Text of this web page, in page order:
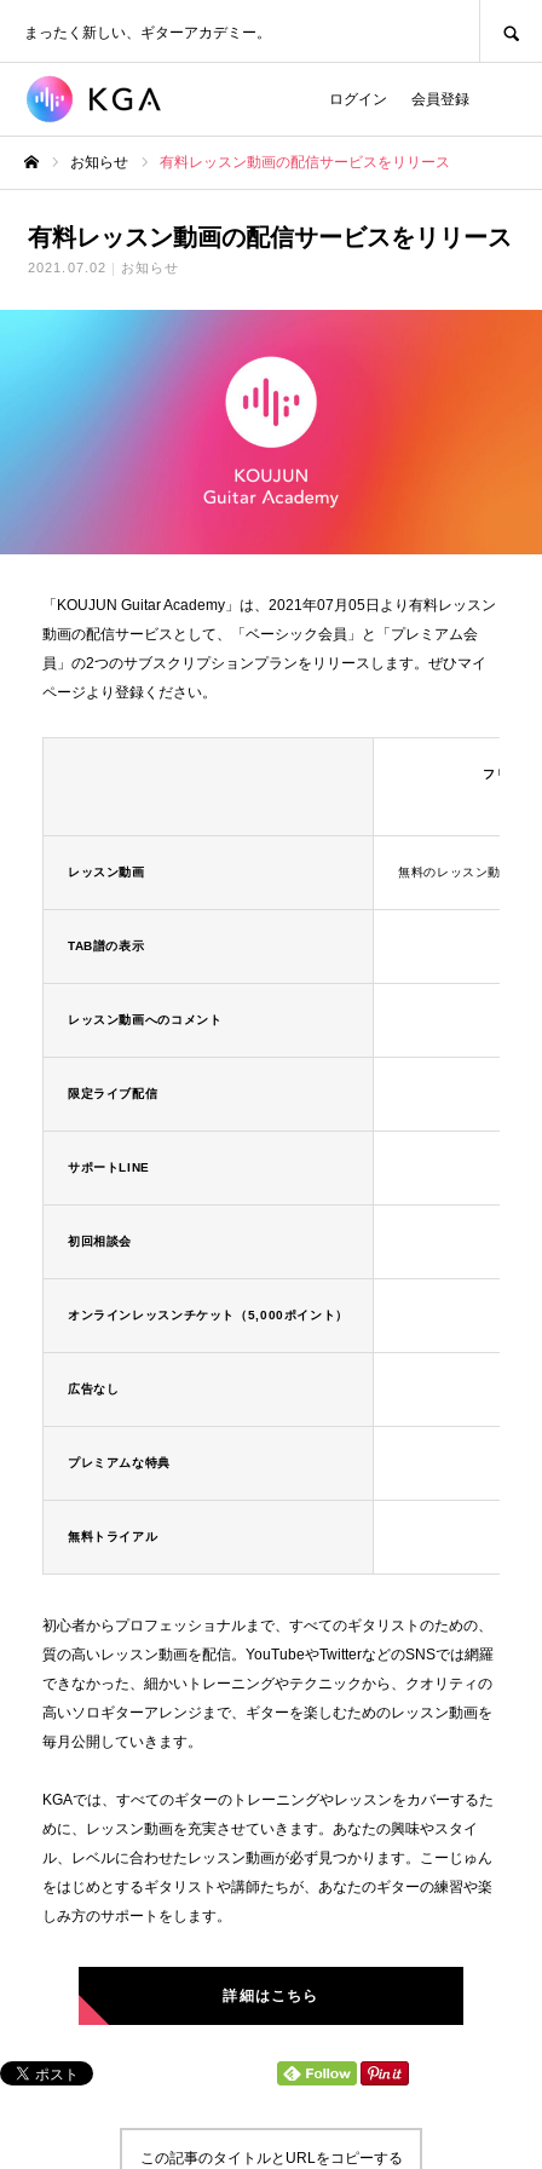
まったく新しい、ギターアカデミー。
ログイン 会員登録
お知らせ 有料レッスン動画の配信サービスをリリース
有料レッスン動画の配信サービスをリリース
2021.07.02 お知らせ
「KOUJUN Guitar Academy」は、2021年07月05日より有料レッスン
動画の配信サービスとして、「ベーシック会員」と「プレミアム会
員」の2つのサブスクリプションプランをリリースします。ぜひマイ
ページより登録ください。
フリー会
レッスン動画 無料のレッスン動画が
TAB譜の表示
レッスン動画へのコメント
限定ライブ配信
サポートLINE
初回相談会
オンラインレッスンチケット（5,000ポイント）
広告なし
プレミアムな特典
無料トライアル
初心者からプロフェッショナルまで、すべてのギタリストのための、
質の高いレッスン動画を配信。YouTubeやTwitterなどのSNSでは網羅
できなかった、細かいトレーニングやテクニックから、クオリティの
高いソロギターアレンジまで、ギターを楽しむためのレッスン動画を
毎月公開していきます。
KGAでは、すべてのギターのトレーニングやレッスンをカバーするた
めに、レッスン動画を充実させていきます。あなたの興味やスタイ
ル、レベルに合わせたレッスン動画が必ず見つかります。こーじゅん
をはじめとするギタリストや講師たちが、あなたのギターの練習や楽
しみ方のサポートをします。
詳細はこちら
この記事のタイトルとURLをコピーする